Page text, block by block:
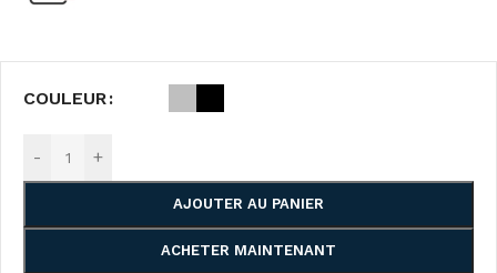
COULEUR
- +
AJOUTER AU PANIER
ACHETER MAINTENANT